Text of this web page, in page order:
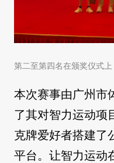
第二至第四名在颁奖仪式上
本次赛事由广州市
了其对智力运动项
克牌爱好者搭建了
平台。让智力运动